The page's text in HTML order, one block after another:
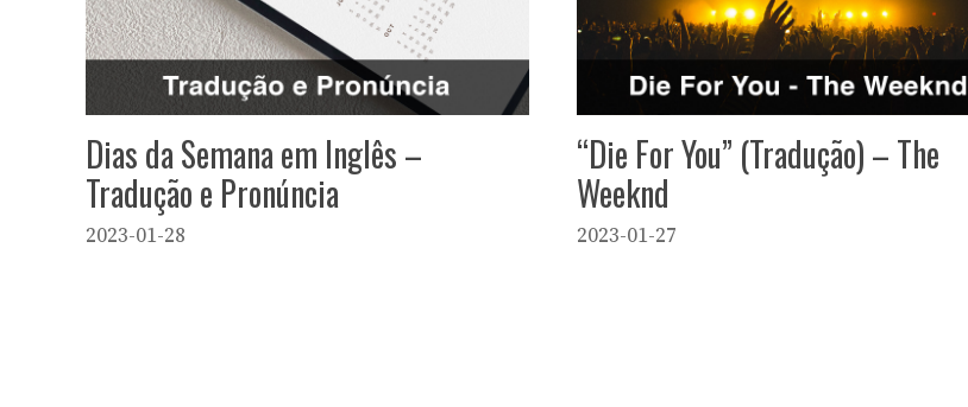
Dias da Semana em Inglês –
Tradução e Pronúncia
2023-01-28
“Die For You” (Tradução) – The
Weeknd
2023-01-27